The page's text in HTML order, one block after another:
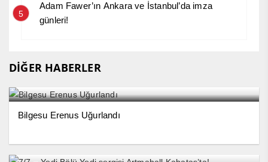
5
Adam Fawer’ın Ankara ve İstanbul’da imza
günleri!
DİĞER HABERLER
Bilgesu Erenus Uğurlandı